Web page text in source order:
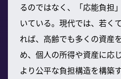
るのではなく、「応能負担
いている。現代では、若く
れば、高齢でも多くの資産
め、個人の所得や資産に応
より公平な負担構造を構築